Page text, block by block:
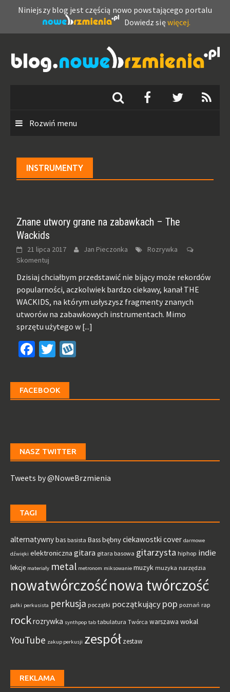
Niniejszy blog jest częścią nowo powstającego portalu
Dowiedz sięwięcej.
content
Rozwiń menu
INSTRUMENTY
Znane utwory grane na zabawkach – The
Wackids
21 lipca 2017 Jan Pieczonka
Rozrywka
Skomentuj
Dzisiaj chciałbym przedstawić nie bijący może rekordów
popularności, aczkolwiek bardzo ciekawy, kanał THE
WACKIDS, na którym usłyszysz fragmenty znanych
utworów na zabawkowych instrumentach. Mimo
sprzętu użytego w [...]
Facebook
Twitter
FACEBOOK
NASZ TWITTER
Tweets by @NoweBrzmienia
TAGI
alternatywnybas basista Bassbębnyciekawostki cover darmowe
dźwięki elektroniczna gitara gitara basowa gitarzysta hiphop indie
lekcje materiały metal metronom miksowanie muzyk muzyka narzędzia
nowatwórczośćnowa twórczość
pałki perkusista perkusja początki początkującypop poznań rap
rockrozrywka synthpop tab tabulatura Twórca warszawa wokal
YouTube zakup perkusji zespół zestaw
REKLAMA